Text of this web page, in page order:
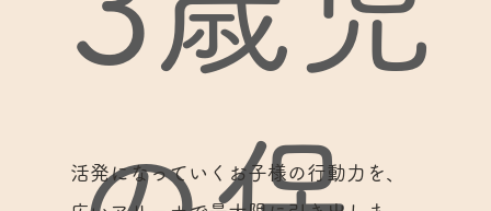
活発になっていくお子様の行動力を、